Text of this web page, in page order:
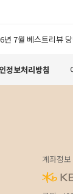
7월 베스트리뷰
건 변경 안내
변경 안내
약관 개정 안내
정보처리방침
계좌정보